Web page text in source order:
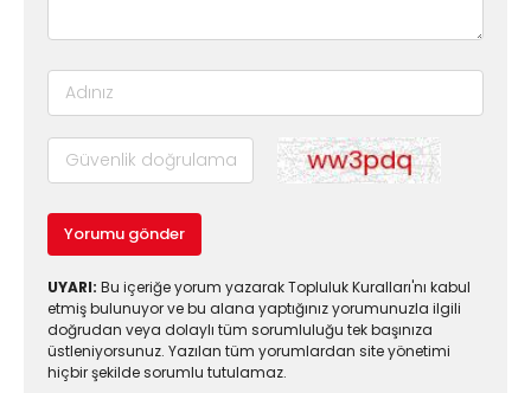
Yorumu gönder
UYARI: Bu içeriğe yorum yazarak Topluluk Kuralları'nı kabul
etmiş bulunuyor ve bu alana yaptığınız yorumunuzla ilgili
doğrudan veya dolaylı tüm sorumluluğu tek başınıza
üstleniyorsunuz. Yazılan tüm yorumlardan site yönetimi
hiçbir şekilde sorumlu tutulamaz.